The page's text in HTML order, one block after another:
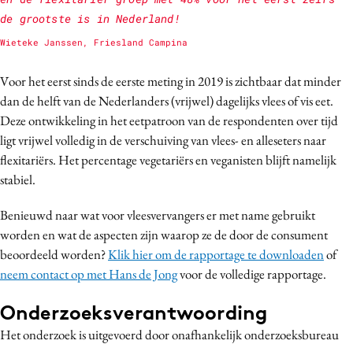
de grootste is in Nederland!
Wieteke Janssen, Friesland Campina
Voor het eerst sinds de eerste meting in 2019 is zichtbaar dat minder
dan de helft van de Nederlanders (vrijwel) dagelijks vlees of vis eet.
Deze ontwikkeling in het eetpatroon van de respondenten over tijd
ligt vrijwel volledig in de verschuiving van vlees- en alleseters naar
flexitariërs. Het percentage vegetariërs en veganisten blijft namelijk
stabiel.
Benieuwd naar wat voor vleesvervangers er met name gebruikt
worden en wat de aspecten zijn waarop ze de door de consument
beoordeeld worden?Klik hier om de rapportage te downloadenof
neem contact op met Hans de Jongvoor de volledige rapportage.
Onderzoeksverantwoording
Het onderzoek is uitgevoerd door onafhankelijk onderzoeksbureau